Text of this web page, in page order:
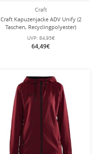
Craft
Craft Kapuzenjacke ADV Unify (2
Taschen, Recyclingpolyester)
tealblau Herren
UVP: 84,95€
64,49€